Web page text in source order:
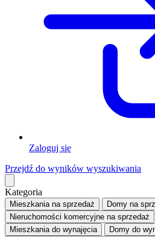
Zaloguj się
Przejdź do wyników wyszukiwania
Kategoria
Mieszkaniana sprzedaż Domy na
Nieruchomości komercyjne na sprzedaż
Mieszkaniado wynajęcia Domy do